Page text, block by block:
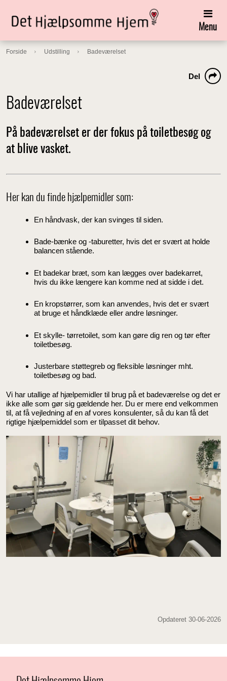
Menu
Forside Udstilling Badeværelset
Badeværelset
Del
På badeværelset er der fokus på toiletbesøg og
at blive vasket.
Her kan du finde hjælpemidler som:
En håndvask, der kan svinges til siden.
Bade-bænke og -taburetter, hvis det er svært at holde
balancen stående.
Et badekar bræt, som kan lægges over badekarret,
hvis du ikke længere kan komme ned at sidde i det.
En kropstørrer, som kan anvendes, hvis det er svært
at bruge et håndklæde eller andre løsninger.
Et skylle- tørretoilet, som kan gøre dig ren og tør efter
toiletbesøg.
Justerbare støttegreb og fleksible løsninger mht.
toiletbesøg og bad.
Vi har utallige af hjælpemidler til brug på et badeværelse og det er
ikke alle som gør sig gældende her. Du er mere end velkommen
til, at få vejledning af en af vores konsulenter, så du kan få det
rigtige hjælpemiddel som er tilpasset dit behov.
Opdateret 30-06-2026